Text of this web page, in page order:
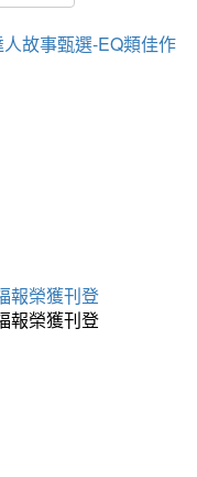
故事甄選-EQ類佳作
報榮獲刊登
報榮獲刊登